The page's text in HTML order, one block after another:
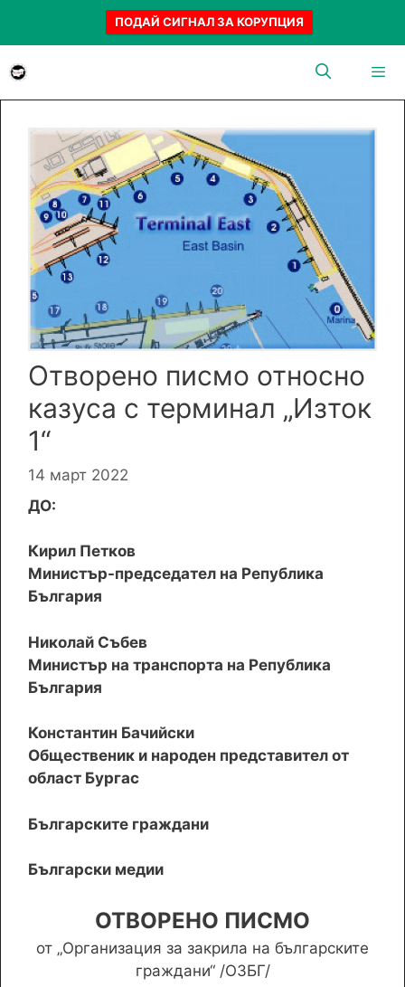
ПОДАЙ СИГНАЛ ЗА КОРУПЦИЯ
съдържанието
Menu
Отворено писмо относно
казуса с терминал „Изток
1“
14 март 2022
ДО:
Кирил Петков
Министър-председател на Република
България
Николай Събев
Министър на транспорта на Република
България
Константин Бачийски
Общественик и народен представител от
област Бургас
Българските граждани
Български медии
ОТВОРЕНО ПИСМО
от „Организация за закрила на българските
граждани“ /ОЗБГ/